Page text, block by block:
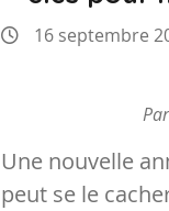
16 septembre
Une nouvelle
peut se le